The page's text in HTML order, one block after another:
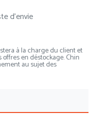
d'envie
à la charge du client et
en déstockage. Chin
au sujet des